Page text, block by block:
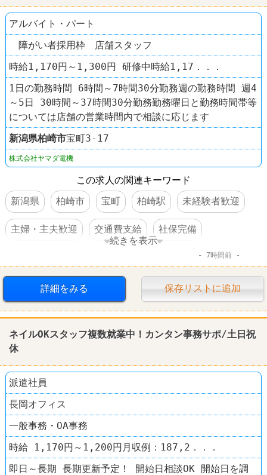
アルバイト・パート
障がい者採用枠 店舗スタッフ
時給1,170円～1,300円 研修中時給1,17．．．
1日の勤務時間 6時間～7時間30分勤務週の勤務時間 週4
～5日 30時間～37時間30分勤務勤務曜日と勤務時間帯等
については店舗の営業時間内で相談に応じます
新潟県柏崎市宝町3-17
株式会社ヤマダ電機
この求人の関連キーワード
新潟県
柏崎市 宝町 柏崎駅 未経験者歓迎
主婦・主夫歓迎 交通費支給 社保完備
ヤマダ電機テックランド
続きを表示
7時間前
詳細をみる 保存リストに追加
ネイルOKスタッフ複数就業中！カンタン事務サポ/土日祝
休
派遣社員
長岡オフィス
一般事務・OA事務
時給 1,170円～1,200円月収例：187,2．．．
即日～長期 長期更新予定！ 開始日相談OK 開始日を調